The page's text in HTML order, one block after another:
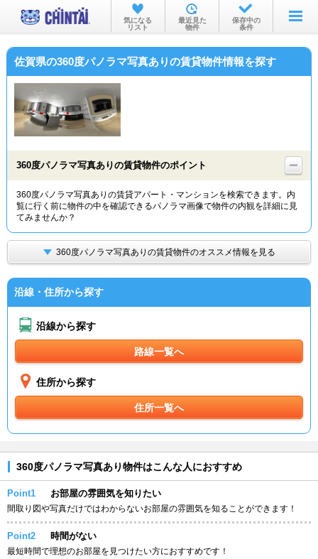
お部屋を探す
沿線・駅から
物件特集から
TOP
気になる
リスト
最近見た
物件
保存中の
条件
佐賀県の360度パノラマ写真ありの賃貸物件情報を探す
360度パノラマ写真ありの賃貸物件のポイント
360度パノラマ写真ありの賃貸アパート・マンションを検索できます。内
覧に行く前に物件の中を確認できるパノラマ画像で物件の内観を詳細に見
てみませんか？
360度パノラマ写真ありの賃貸物件のオススメ情報を見る
沿線・住所から探す
沿線から探す
路線一覧へ
住所から探す
住所一覧へ
360度パノラマ写真あり物件はこんな人におすすめ
Point1 お部屋の雰囲気を知りたい
間取り図や写真だけではわからないお部屋の雰囲気を知ることができます！
Point2 時間がない
最短時間で理想のお部屋を見つけたい方におすすめです！